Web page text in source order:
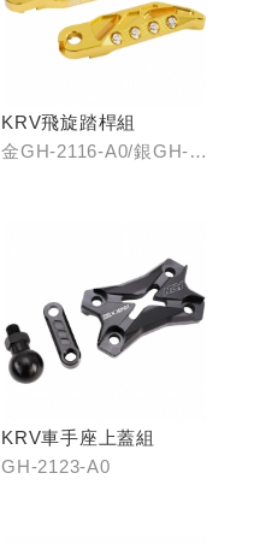
KRV飛旋踏桿組
金GH-2116-A0/銀GH-
KRV車手座上蓋組
GH-2123-A0